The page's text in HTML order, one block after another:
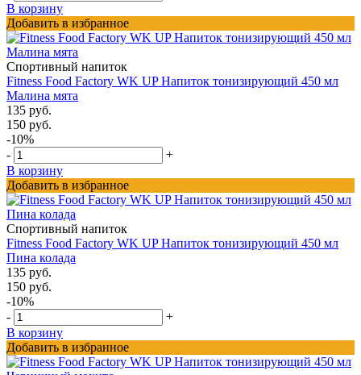
В корзину
Добавить в избранное
Спортивный напиток
Fitness Food Factory WK UP Напиток тонизирующий 450 мл
Малина мята
135 руб.
150 руб.
-10%
-
+
В корзину
Добавить в избранное
Спортивный напиток
Fitness Food Factory WK UP Напиток тонизирующий 450 мл
Пина колада
135 руб.
150 руб.
-10%
-
+
В корзину
Добавить в избранное